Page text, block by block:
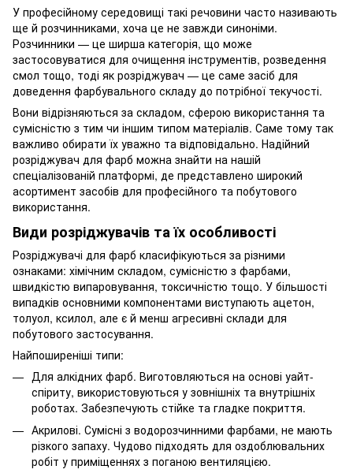
У професійному середовищі такі речовини часто називають
ще й розчинниками, хоча це не завжди синоніми.
Розчинники — це ширша категорія, що може
застосовуватися для очищення інструментів, розведення
смол тощо, тоді як розріджувач — це саме засіб для
доведення фарбувального складу до потрібної текучості.
Вони відрізняються за складом, сферою використання та
сумісністю з тим чи іншим типом матеріалів. Саме тому так
важливо обирати їх уважно та відповідально. Надійний
розріджувач для фарб можна знайти на нашій
спеціалізованій платформі, де представлено широкий
асортимент засобів для професійного та побутового
використання.
Види розріджувачів та їх особливості
Розріджувачі для фарб класифікуються за різними
ознаками: хімічним складом, сумісністю з фарбами,
швидкістю випаровування, токсичністю тощо. У більшості
випадків основними компонентами виступають ацетон,
толуол, ксилол, але є й менш агресивні склади для
побутового застосування.
Найпоширеніші типи:
Для алкідних фарб. Виготовляються на основі уайт-
спіриту, використовуються у зовнішніх та внутрішніх
роботах. Забезпечують стійке та гладке покриття.
Акрилові. Сумісні з водорозчинними фарбами, не мають
різкого запаху. Чудово підходять для оздоблювальних
робіт у приміщеннях з поганою вентиляцією.